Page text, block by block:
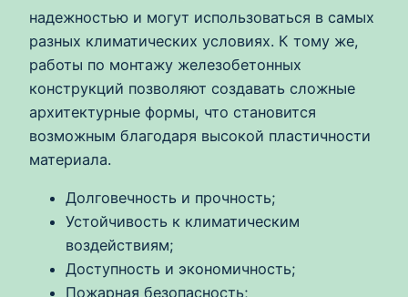
надежностью и могут использоваться в самых
разных климатических условиях. К тому же,
работы по монтажу железобетонных
конструкций позволяют создавать сложные
архитектурные формы, что становится
возможным благодаря высокой пластичности
материала.
Долговечность и прочность;
Устойчивость к климатическим
воздействиям;
Доступность и экономичность;
Пожарная безопасность;